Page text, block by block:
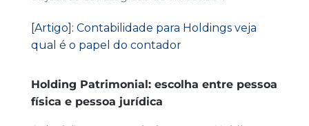
[Artigo]: Contabilidade para Holdings veja
qual é o papel do contador
Holding Patrimonial: escolha entre pessoa
física e pessoa jurídica